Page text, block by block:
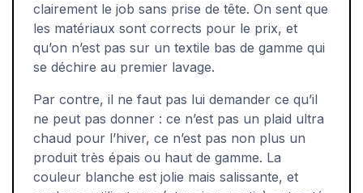
clairement le job sans prise de tête. On sent que
les matériaux sont corrects pour le prix, et
qu’on n’est pas sur un textile bas de gamme qui
se déchire au premier lavage.
Par contre, il ne faut pas lui demander ce qu’il
ne peut pas donner : ce n’est pas un plaid ultra
chaud pour l’hiver, ce n’est pas non plus un
produit très épais ou haut de gamme. La
couleur blanche est jolie mais salissante, et